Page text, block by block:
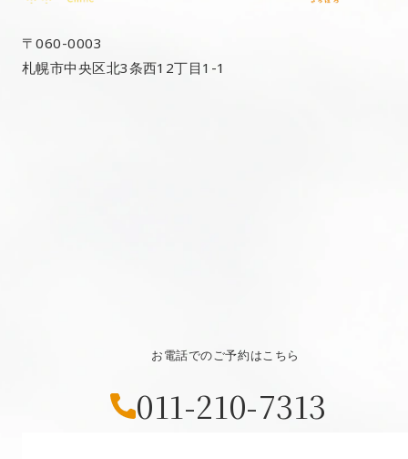
〒060-0003
札幌市中央区北3条西12丁目1-1
お電話でのご予約はこちら
011-210-7313